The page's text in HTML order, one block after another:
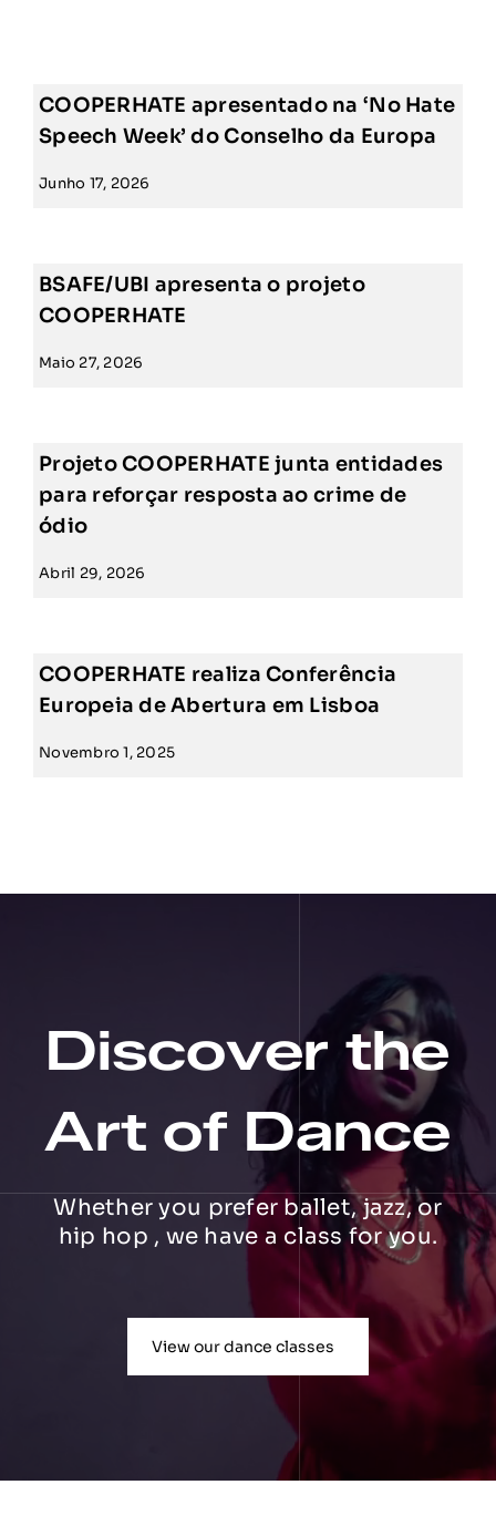
FOR:
COOPERHATE apresentado na ‘No Hate
Speech Week’ do Conselho da Europa
Junho 17, 2026
BSAFE/UBI apresenta o projeto
COOPERHATE
Maio 27, 2026
Projeto COOPERHATE junta entidades
para reforçar resposta ao crime de
ódio
Abril 29, 2026
COOPERHATE realiza Conferência
Europeia de Abertura em Lisboa
Novembro 1, 2025
Discover the
Art of Dance
Whether you prefer ballet, jazz, or
hip hop , we have a class for you.
View our dance classes